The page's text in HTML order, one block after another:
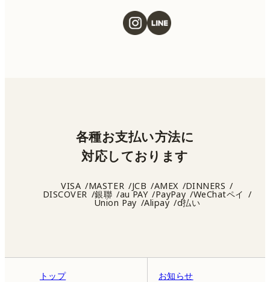
トップ お知らせ
各種お支払い方法に
対応しております
VISA MASTER JCB AMEX DINNERS
DISCOVER 銀聯 au PAY PayPay WeChatペイ
Union Pay Alipay d払い